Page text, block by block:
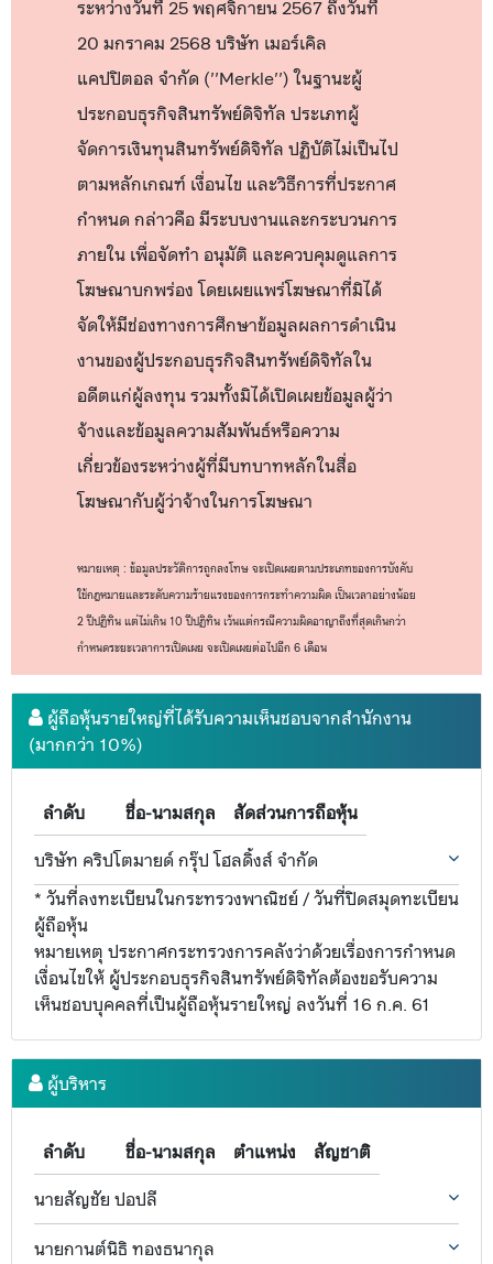
ระหว่างวันที่ 25 พฤศจิกายน 2567 ถึงวันที่
20 มกราคม 2568 บริษัท เมอร์เคิล
แคปปิตอล จำกัด (''Merkle'') ในฐานะผู้
ประกอบธุรกิจสินทรัพย์ดิจิทัล ประเภทผู้
จัดการเงินทุนสินทรัพย์ดิจิทัล ปฏิบัติไม่เป็นไป
ตามหลักเกณฑ์ เงื่อนไข และวิธีการที่ประกาศ
กำหนด กล่าวคือ มีระบบงานและกระบวนการ
ภายใน เพื่อจัดทำ อนุมัติ และควบคุมดูแลการ
โฆษณาบกพร่อง โดยเผยแพร่โฆษณาที่มิได้
จัดให้มีช่องทางการศึกษาข้อมูลผลการดำเนิน
งานของผู้ประกอบธุรกิจสินทรัพย์ดิจิทัลใน
อดีตแก่ผู้ลงทุน รวมทั้งมิได้เปิดเผยข้อมูลผู้ว่า
จ้างและข้อมูลความสัมพันธ์หรือความ
เกี่ยวข้องระหว่างผู้ที่มีบทบาทหลักในสื่อ
โฆษณากับผู้ว่าจ้างในการโฆษณา
หมายเหตุ : ข้อมูลประวัติการถูกลงโทษ จะเปิดเผยตามประเภทของการบังคับ
ใช้กฎหมายและระดับความร้ายแรงของการกระทำความผิด เป็นเวลาอย่างน้อย
2 ปีปฏิทิน แต่ไม่เกิน 10 ปีปฏิทิน เว้นแต่กรณีความผิดอาญาถึงที่สุดเกินกว่า
กำหนดระยะเวลาการเปิดเผย จะเปิดเผยต่อไปอีก 6 เดือน
ผู้ถือหุ้นรายใหญ่ที่ได้รับความเห็นชอบจากสำนักงาน
(มากกว่า 10%)
ลำดับ ชื่อ-นามสกุล
สัดส่วนการถือหุ้น
บริษัท คริปโตมายด์ กรุ๊ป โฮลดิ้งส์ จำกัด
* วันที่ลงทะเบียนในกระทรวงพาณิชย์ / วันที่ปิดสมุดทะเบียน
ผู้ถือหุ้น
หมายเหตุ ประกาศกระทรวงการคลังว่าด้วยเรื่องการกำหนด
เงื่อนไขให้ ผู้ประกอบธุรกิจสินทรัพย์ดิจิทัลต้องขอรับความ
เห็นชอบบุคคลที่เป็นผู้ถือหุ้นรายใหญ่ ลงวันที่ 16 ก.ค. 61
ผู้บริหาร
ลำดับ ชื่อ-นามสกุล ตำแหน่ง
สัญชาติ
นายสัญชัย ปอปลี
นายกานต์นิธิ ทองธนากุล